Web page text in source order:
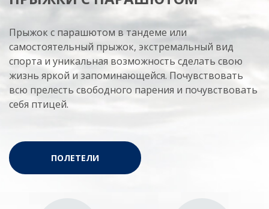
Прыжок с парашютом в тандеме или
самостоятельный прыжок, экстремальный вид
спорта и уникальная возможность сделать свою
жизнь яркой и запоминающейся. Почувствовать
всю прелесть свободного парения и почувствовать
себя птицей.
ПОЛЕТЕЛИ